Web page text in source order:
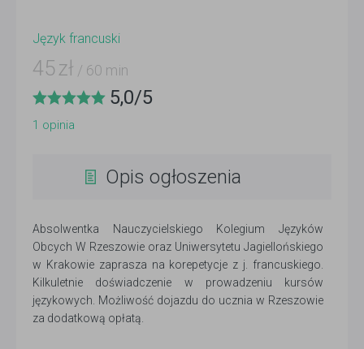
Język francuski
45 zł / 60 min
5,0/5
1 opinia
Opis ogłoszenia
Absolwentka Nauczycielskiego Kolegium Języków
Obcych W Rzeszowie oraz Uniwersytetu Jagiellońskiego
w Krakowie zaprasza na korepetycje z j. francuskiego.
Kilkuletnie doświadczenie w prowadzeniu kursów
językowych. Możliwość dojazdu do ucznia w Rzeszowie
za dodatkową opłatą.